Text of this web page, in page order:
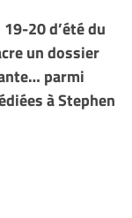
20 d’été du
un dossier
parmi
à Stephen